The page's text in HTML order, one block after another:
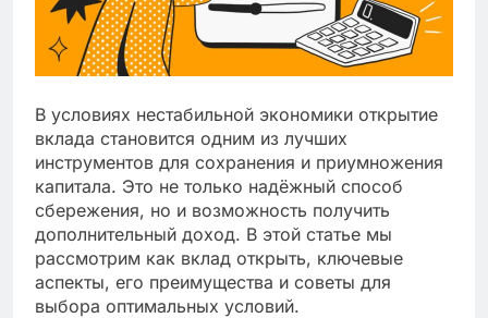
В условиях нестабильной экономики открытие
вклада становится одним из лучших
инструментов для сохранения и приумножения
капитала. Это не только надёжный способ
сбережения, но и возможность получить
дополнительный доход. В этой статье мы
рассмотрим как вклад открыть, ключевые
аспекты, его преимущества и советы для
выбора оптимальных условий.